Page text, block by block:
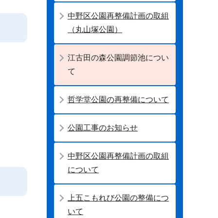
中野区公園再整備計画の取組
（丸山塚公園）
江古田の森公園調節池につい
て
哲学堂公園の再整備について
公園工事のお知らせ
中野区公園再整備計画の取組
について
上五こもれび公園の整備につ
いて